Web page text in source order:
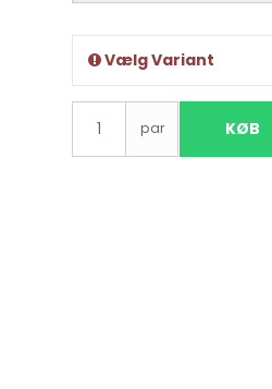
Vælg Variant
par KØB